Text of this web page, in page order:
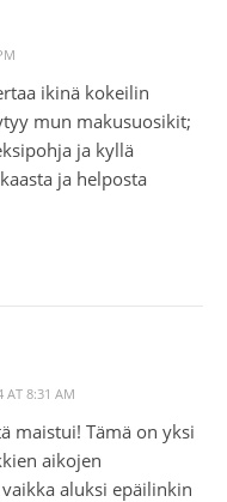
ikinä kokeilin
mun makusuosikit;
ja kyllä
ja helposta
AT 8:31 AM
maistui! Tämä on yksi
aikojen
aluksi epäilinkin